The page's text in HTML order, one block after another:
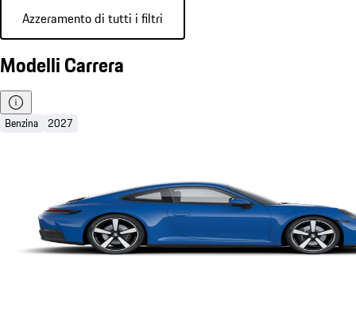
Azzeramento di tutti i filtri
Modelli Carrera
Benzina 2027